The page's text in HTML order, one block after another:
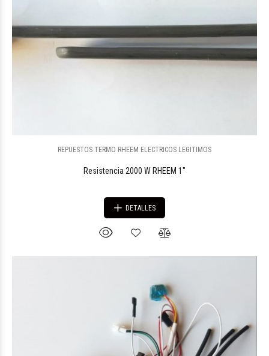
REPUESTOS TERMO RHEEM ELECTRICOS LEGITIMOS
Resistencia 2000 W RHEEM 1"
DETALLES